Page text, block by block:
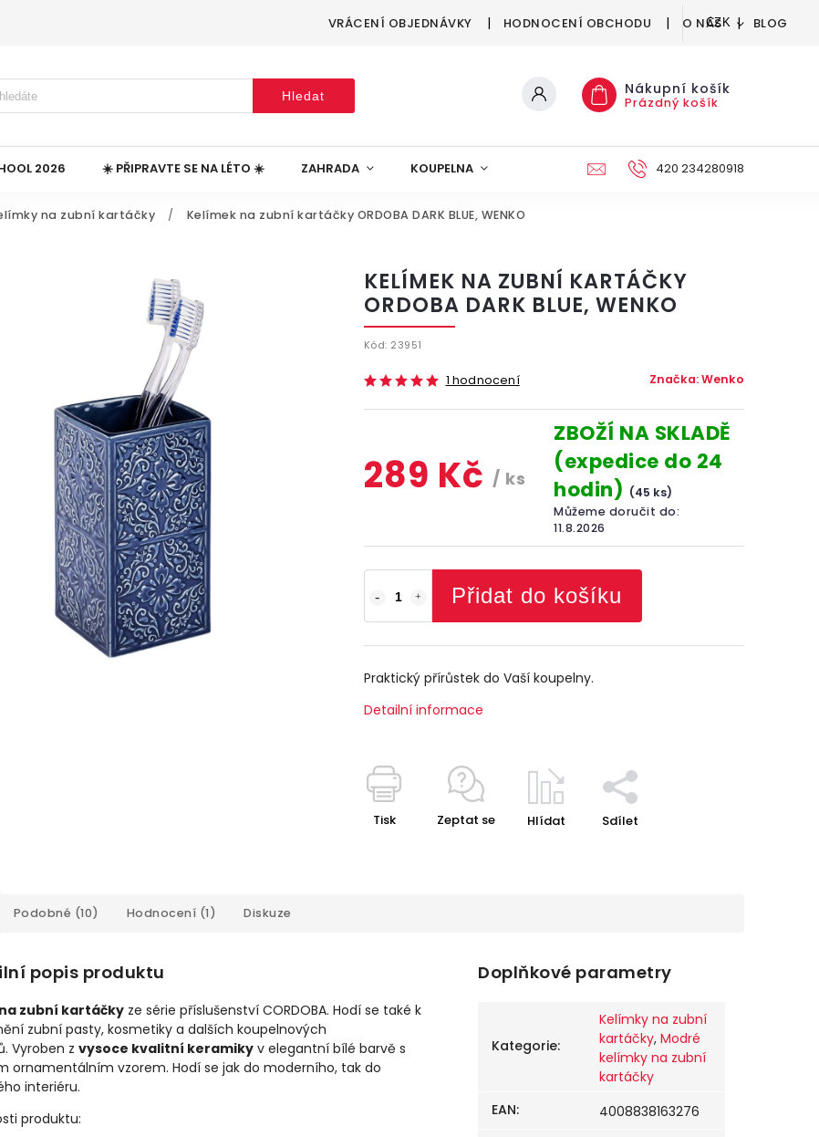
VRÁCENÍ OBJEDNÁVKY HODNOCENÍ OBCHODU O NÁS BLOG
CZK
Hledat Nákupní košík
Prázdný košík
2026 ☀️ PŘIPRAVTE SE NA LÉTO ☀️ ZAHRADA KOUPELNA DEKORACE
420 234280918
na zubní kartáčky / Kelímek na zubní kartáčky ORDOBA DARK BLUE, WENKO
KELÍMEK NA ZUBNÍ KARTÁČKY
ORDOBA DARK BLUE, WENKO
Kód: 23951
1 hodnocení Značka:Wenko
289 Kč / ks
ZBOŽÍ NA SKLADĚ
(expedice do 24
hodin) (45 ks)
Můžeme doručit do:
11.8.2026
Přidat do košíku
Praktický přírůstek do Vaší koupelny.
Detailní informace
Tisk Zeptat se Hlídat Sdílet
Podobné (10) Hodnocení (1) Diskuze
popis produktu
zubní kartáčky ze série příslušenství CORDOBA. Hodí se také k
zubní pasty, kosmetiky a dalších koupelnových
Vyroben z vysoce kvalitní keramiky v elegantní bílé barvě s
ornamentálním vzorem. Hodí se jak do moderního, tak do
interiéru.
produktu:
Doplňkové parametry
Kategorie:
Kelímky na zubní
kartáčky,Modré
kelímky na zubní
kartáčky
EAN:
4008838163276